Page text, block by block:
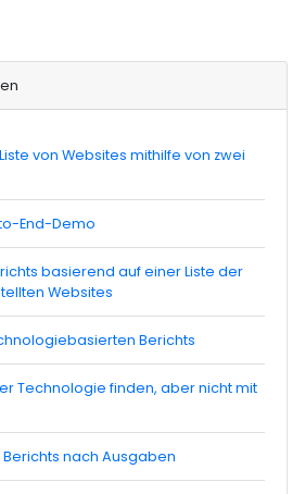
von Websites mithilfe von zwei
End-Demo
basierend auf einer Liste der
Websites
Berichts
Technologie finden, aber nicht mit
nach Ausgaben